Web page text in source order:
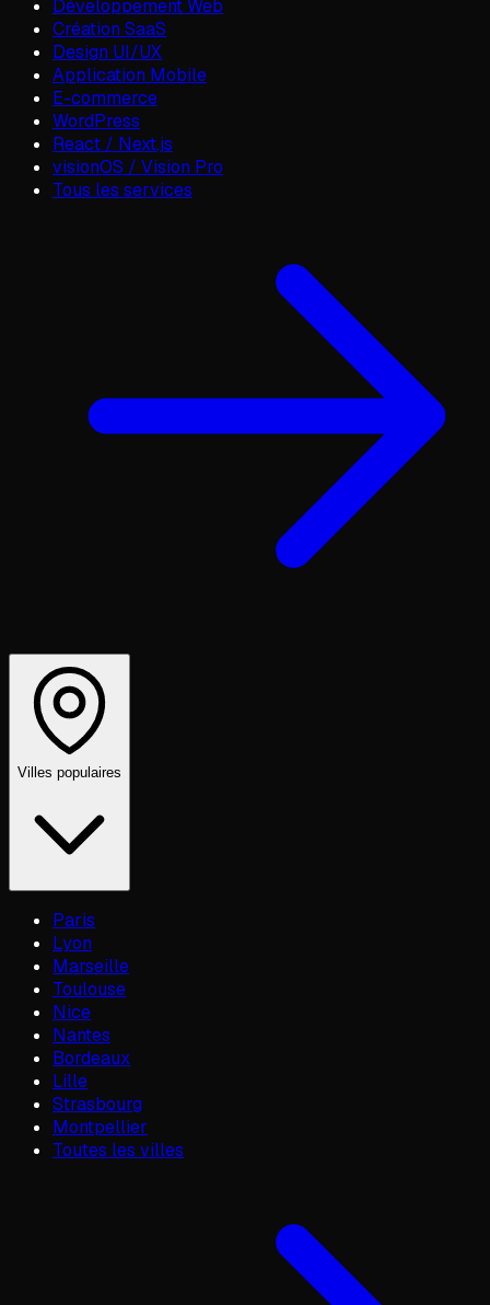
Développement Web
Création SaaS
Design UI/UX
Application Mobile
E-commerce
WordPress
React / Next.js
visionOS / Vision Pro
Tous les services
Villes populaires
Paris
Lyon
Marseille
Toulouse
Nice
Nantes
Bordeaux
Lille
Strasbourg
Montpellier
Toutes les villes